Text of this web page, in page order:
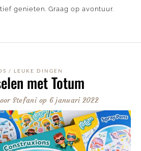
genieten. Graag op avontuur.
/ LEUKE DINGEN
met Totum
Stefani op 6 januari 2022